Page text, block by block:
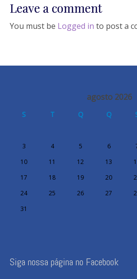
Leave a comment
You must be Logged in to post a
agosto 2026
S T Q Q
3
4 5 6
10
11 12 13
17
18 19 20
24
25 26 27
31
Siga nossa página no Facebook